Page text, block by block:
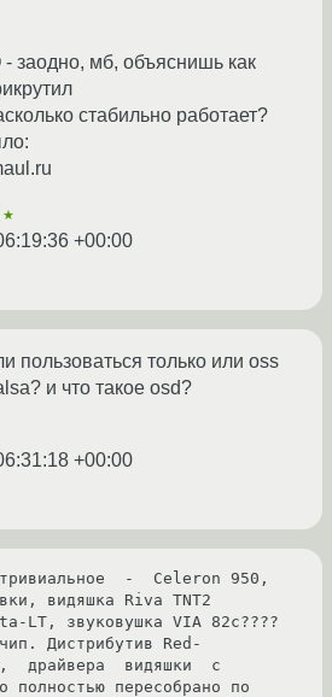
- заодно, мб, объяснишь как
стабильно работает?
+00:00
пользоваться только или oss
и что такое osd?
+00:00
видяшка Riva TNT2
Дистрибутив Red-
полностью пересобрано по